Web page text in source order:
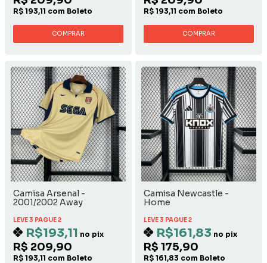
R$ 193,11 com Boleto
COMPRAR
R$ 193,11 com Boleto
COMPRAR
Camisa Arsenal -
2001/2002 Away
LEVE 3 PAGUE 2
R$193,11 no pix
R$ 209,90
R$ 193,11 com Boleto
Camisa Newcastle -
Home
LEVE 3 PAGUE 2
R$161,83 no pix
R$ 175,90
R$ 161,83 com Boleto